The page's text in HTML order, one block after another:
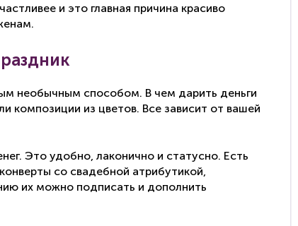
и это главная причина красиво
необычным способом. В чем дарить деньги
композиции из цветов. Все зависит от вашей
Это удобно, лаконично и статусно. Есть
со свадебной атрибутикой,
их можно подписать и дополнить